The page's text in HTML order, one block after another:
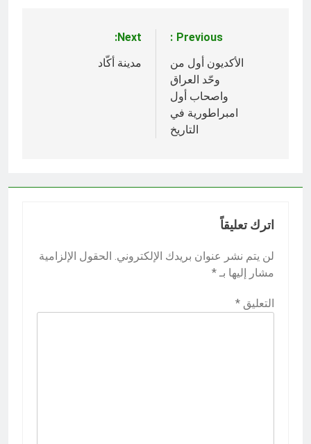
المقالات
Previous:
الأكديون أول من
وحّد العراق
واصحاب أول
امبراطورية في
التاريخ
Next:
مدينة أكّاد
اترك تعليقاً
لن يتم نشر عنوان بريدك الإلكتروني. الحقول الإلزامية
مشار إليها بـ *
التعليق *